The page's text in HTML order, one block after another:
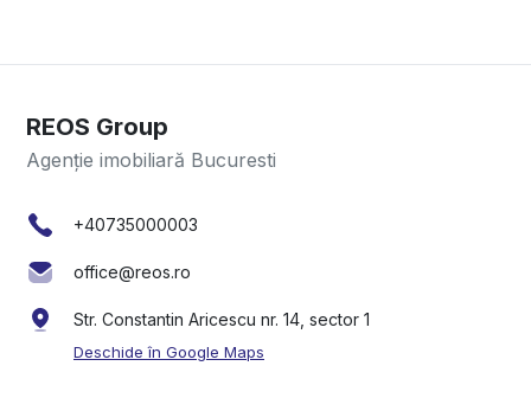
REOS Group
Agenție imobiliară Bucuresti
+40735000003
office@reos.ro
Str. Constantin Aricescu nr. 14, sector 1
Deschide în Google Maps